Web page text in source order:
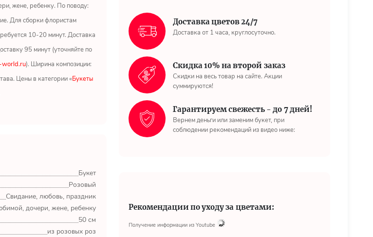
жене, ребенку. По поводу:
Для сборки флористам
10-20 минут. Доставка
95 минут (уточняйте по
world.ru). Ширина композиции:
Цены в категории «Букеты
Букет
Розовый
Свидание, любовь, праздник
дочери, жене, ребенку
50 см
из розовых роз
Доставка цветов 24/7
Доставка от 1 часа, круглосуточно.
Скидка 10% на второй заказ
Скидки на весь товар на сайте. Акции
суммируются!
Гарантируем свежесть - до 7 дней!
Вернем деньги или заменим букет, при
соблюдении рекомендаций из видео ниже:
Рекомендации по уходу за цветами:
Получение информации из Youtube